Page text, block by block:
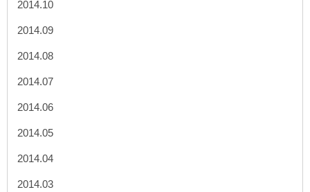
2014.10
2014.09
2014.08
2014.07
2014.06
2014.05
2014.04
2014.03